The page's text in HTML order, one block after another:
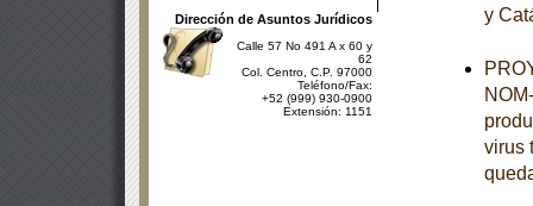
Dirección de Asuntos Jurídicos
Calle 57 No 491 A x 60 y
62
Col. Centro, C.P. 97000
Teléfono/Fax:
+52 (999) 930-0900
Extensión: 1151
y
virus